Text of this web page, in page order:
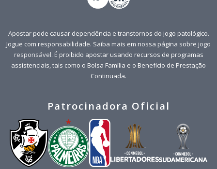
Apostar pode causar dependência e transtornos do jogo patológico.
Jogue com responsabilidade. Saiba mais em nossa página sobre jogo
responsável. É proibido apostar usando recursos de programas
assistenciais, tais como o Bolsa Família e o Benefício de Prestação
Continuada.
Patrocinadora Oficial